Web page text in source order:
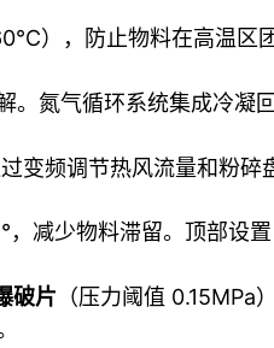
），防止物料在高温区
氮气循环系统集成冷凝
变频调节热风流量和粉碎
，减少物料滞留。顶部设置
破片 （压力阈值 0.15MPa